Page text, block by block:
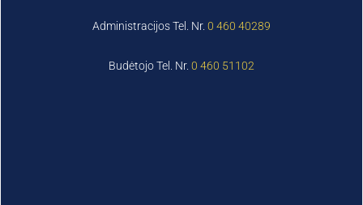
Administracijos Tel. Nr. 0 460 40289
Budėtojo Tel. Nr. 0 460 51102